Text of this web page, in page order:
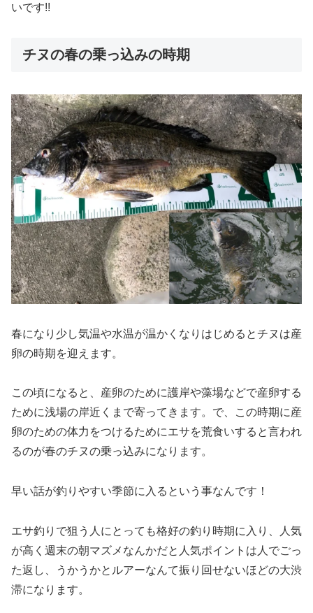
いです!!
チヌの春の乗っ込みの時期
春になり少し気温や水温が温かくなりはじめるとチヌは産
卵の時期を迎えます。
この頃になると、産卵のために護岸や藻場などで産卵する
ために浅場の岸近くまで寄ってきます。で、この時期に産
卵のための体力をつけるためにエサを荒食いすると言われ
るのが春のチヌの乗っ込みになります。
早い話が釣りやすい季節に入るという事なんです！
エサ釣りで狙う人にとっても格好の釣り時期に入り、人気
が高く週末の朝マズメなんかだと人気ポイントは人でごっ
た返し、うかうかとルアーなんて振り回せないほどの大渋
滞になります。